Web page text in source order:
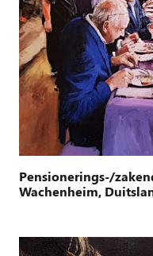
Pensionerings-/
Wachenheim,